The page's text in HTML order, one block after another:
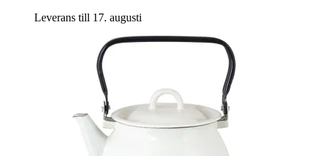
Leverans till 17. augusti